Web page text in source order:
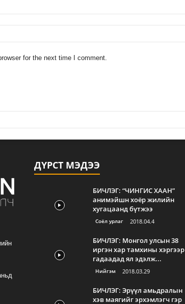
for the next time I comment.
ДҮРСТ МЭДЭЭ
БИЧЛЭГ: “ЧИНГИС ХААН”
анимэйшн хоёр жилийн
хугацаанд бүтжээ
Соёл урлаг 2018.04.4
БИЧЛЭГ: Монгол улсын 38
иргэн хар тамхины хэргээр
гадаадад ял эдэлж...
Нийгэм 2018.03.29
БИЧЛЭГ: Эрүүл амьдралын
хэв маягийг эрхэмлэгч гэр